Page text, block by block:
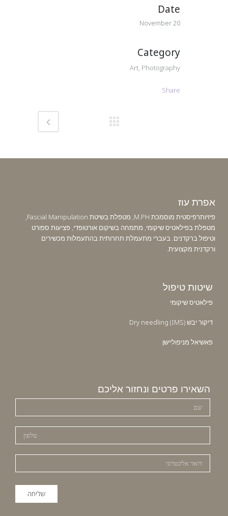
Date
20 November
Category
Art, Photography
Share
אפרת עוז
פיזיותרפיסטית מוסמכת M.PH, מטפלת בשיטת Fascial Manipulation,
מטפלת בפילאטיס שיקומי, מתמחה בשיקום אורטופדי, פציעות ספורט
וטיפול ברקדנים. בעברי מתעמלת תחרותית בהתעמלות מכשירים
ורקדנית מקצועית.
שיטות טיפול
פילאטיס שיקומי
דיקור יבש Dry needling (IMS)
פאשיאל מניפוליישן
השאירו פרטים ונחזור אליכם